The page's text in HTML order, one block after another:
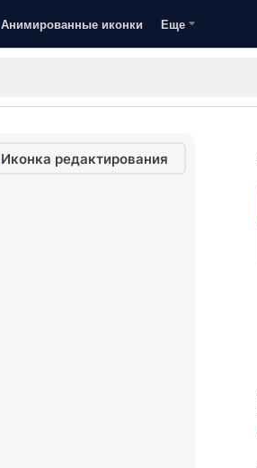
Анимированные иконки Еще
Иконка редактирования